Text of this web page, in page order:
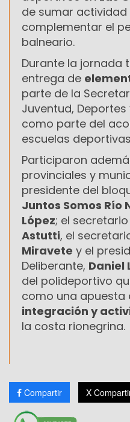
de sumar
complementar el
balneario.
Durante la jornada
entrega de
parte de la
Juventud,
como parte del
escuelas
Participaron
provinciales y
presidente del
Juntos Somos Río
López; el
Astutti, el
Miravete y el
Deliberante, Daniel
del polideportivo
como una apuesta
integración y
la costa rionegrina.
Compartir X